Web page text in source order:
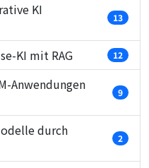
KI
13
KI mit RAG 12
Anwendungen
9
durch
2